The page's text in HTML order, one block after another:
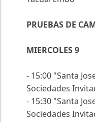
PRUEBAS DE
MIERCOLES 9
- 15:00 "Santa
Sociedades
- 15:30 "Santa
Sociedades